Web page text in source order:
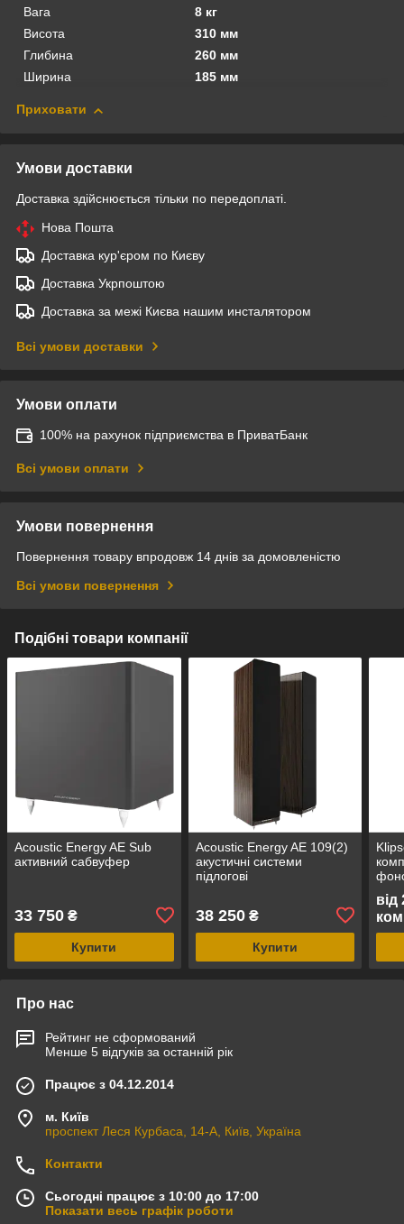
Вага
8 кг
Висота
310 мм
Глибина
260 мм
Ширина
185 мм
Приховати
Умови доставки
Доставка здійснюється тільки по передоплаті.
Нова Пошта
Доставка кур'єром по Києву
Доставка Укрпоштою
Доставка за межі Києва нашим инсталятором
Всі умови доставки
Умови оплати
100% на рахунок підприємства в ПриватБанк
Всі умови оплати
Умови повернення
Повернення товару впродовж 14 днів за домовленістю
Всі умови повернення
Подібні товари компанії
Acoustic Energy AE Sub
активний сабвуфер
33 750 ₴
Купити
Acoustic Energy AE 109(2)
акустичні системи
підлогові
38 250₴
Купити
від
Про нас
Рейтинг не сформований
Менше 5 відгуків за останній рік
Працює з 04.12.2014
м. Київ
проспект Леся Курбаса, 14-А, Київ, Україна
Контакти
Сьогодні працює з 10:00 до 17:00
Показати весь графік роботи